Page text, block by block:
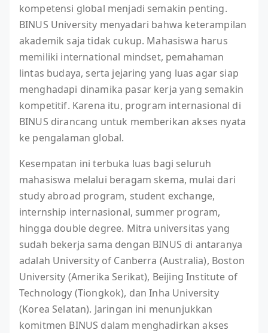
kompetensi global menjadi semakin penting.
BINUS University menyadari bahwa keterampilan
akademik saja tidak cukup. Mahasiswa harus
memiliki international mindset, pemahaman
lintas budaya, serta jejaring yang luas agar siap
menghadapi dinamika pasar kerja yang semakin
kompetitif. Karena itu, program internasional di
BINUS dirancang untuk memberikan akses nyata
ke pengalaman global.
Kesempatan ini terbuka luas bagi seluruh
mahasiswa melalui beragam skema, mulai dari
study abroad program, student exchange,
internship internasional, summer program,
hingga double degree. Mitra universitas yang
sudah bekerja sama dengan BINUS di antaranya
adalah University of Canberra (Australia), Boston
University (Amerika Serikat), Beijing Institute of
Technology (Tiongkok), dan Inha University
(Korea Selatan). Jaringan ini menunjukkan
komitmen BINUS dalam menghadirkan akses